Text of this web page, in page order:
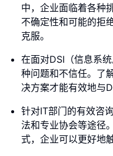
中，企业面临着各种
不确定性和可能的拒
克服。
在面对DSI（信息系
种问题和不信任。了
决方案才能有效地与
针对IT部门的有效咨
法和专业协会等途径
式，企业可以更好地